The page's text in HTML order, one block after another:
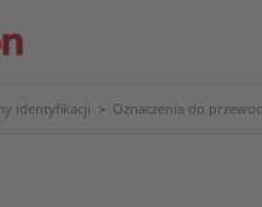
identyfikacji > Oznaczenia do